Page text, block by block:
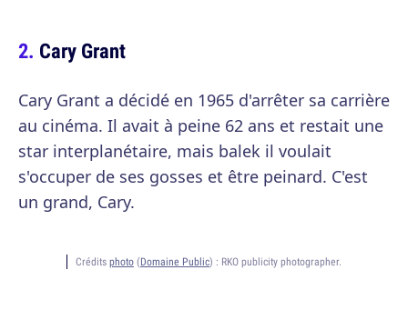
Cary Grant
Cary Grant a décidé en 1965 d'arrêter sa carrière
au cinéma. Il avait à peine 62 ans et restait une
star interplanétaire, mais balek il voulait
s'occuper de ses gosses et être peinard. C'est
un grand, Cary.
Crédits photo (Domaine Public) : RKO publicity photographer.